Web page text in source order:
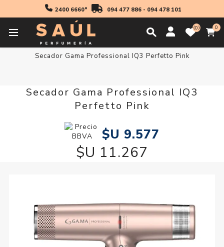
2400 6660* 094 477 886- 094 478 101
0 0
Accesorios Accesorios Electricos
Secador Gama Professional IQ3 Perfetto Pink
Secador Gama Professional IQ3
Perfetto Pink
$U 9.577
$U 11.267